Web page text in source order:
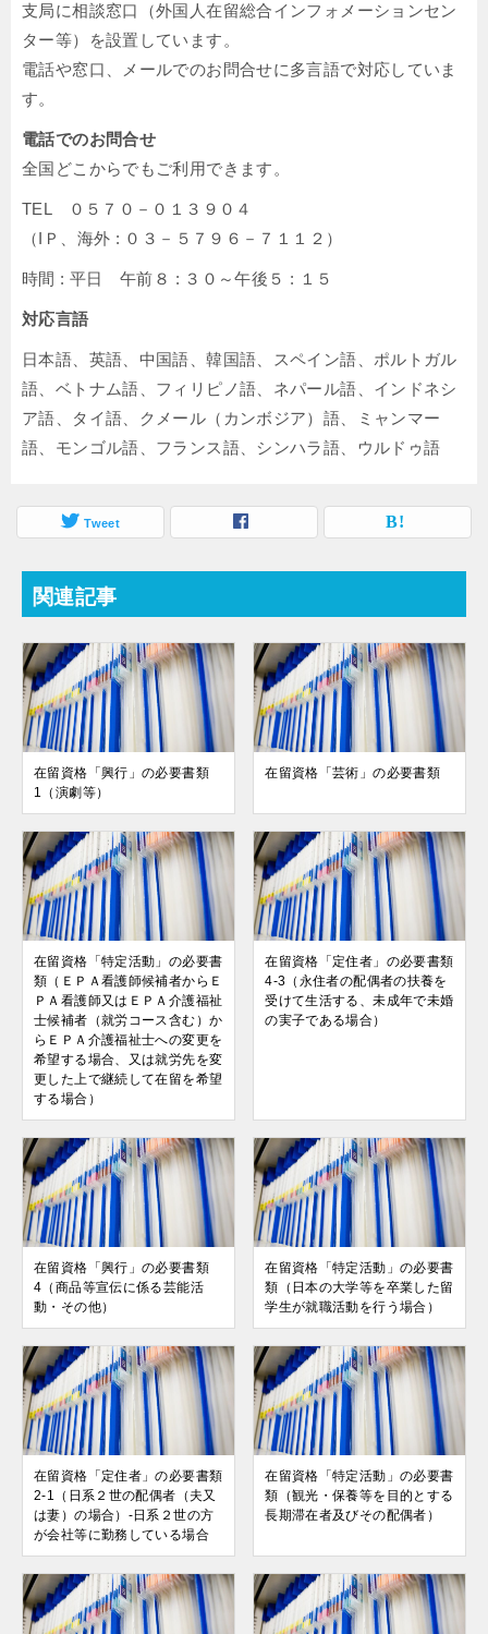
支局に相談窓口（外国人在留総合インフォメーションセン
ター等）を設置しています。
電話や窓口、メールでのお問合せに多言語で対応していま
す。
電話でのお問合せ
全国どこからでもご利用できます。
TEL ０５７０－０１３９０４
（IＰ、海外 : ０３－５７９６－７１１２）
時間 : 平日 午前８ : ３０～午後５ : １５
対応言語
日本語、英語、中国語、韓国語、スペイン語、ポルトガル
語、ベトナム語、フィリピノ語、ネパール語、インドネシ
ア語、タイ語、クメール（カンボジア）語、ミャンマー
語、モンゴル語、フランス語、シンハラ語、ウルドゥ語
Tweet
関連記事
在留資格「興行」の必要書類
1（演劇等）
在留資格「芸術」の必要書類
在留資格「特定活動」の必要書
類（ＥＰＡ看護師候補者からＥ
ＰＡ看護師又はＥＰＡ介護福祉
士候補者（就労コース含む）か
らＥＰＡ介護福祉士への変更を
希望する場合、又は就労先を変
更した上で継続して在留を希望
する場合）
在留資格「定住者」の必要書類
4-3（永住者の配偶者の扶養を
受けて生活する、未成年で未婚
の実子である場合）
在留資格「興行」の必要書類
4（商品等宣伝に係る芸能活
動・その他）
在留資格「特定活動」の必要書
類（日本の大学等を卒業した留
学生が就職活動を行う場合）
在留資格「定住者」の必要書類
2-1（日系２世の配偶者（夫又
は妻）の場合）-日系２世の方
が会社等に勤務している場合
在留資格「特定活動」の必要書
類（観光・保養等を目的とする
長期滞在者及びその配偶者）